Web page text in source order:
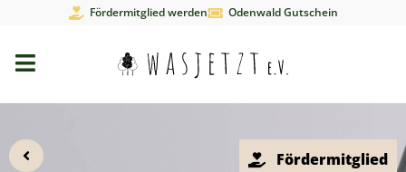
Fördermitglied werden Odenwald Gutschein
Fördermitglied